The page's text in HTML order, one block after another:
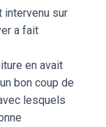
intervenu sur
a fait
en avait
bon coup de
lesquels